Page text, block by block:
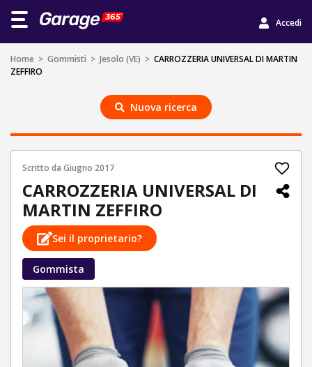
Accedi
Home > Gommisti > Jesolo (VE) > CARROZZERIA UNIVERSAL DI MARTIN
ZEFFIRO
Nuova ricerca
Scritto da Giugno 2017
CARROZZERIA UNIVERSAL DI
MARTIN ZEFFIRO
Sei il proprietario?
Gommista